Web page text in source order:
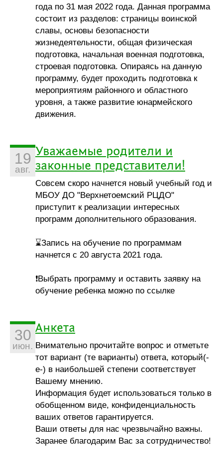
года по 31 мая 2022 года. Данная программа
состоит из разделов: страницы воинской
славы, основы безопасности
жизнедеятельности, общая физическая
подготовка, начальная военная подготовка,
строевая подготовка. Опираясь на данную
программу, будет проходить подготовка к
мероприятиям районного и областного
уровня, а также развитие юнармейского
движения.
19
авг.
Уважаемые родители и
законные представители!
Совсем скоро начнется новый учебный год и
МБОУ ДО "Верхнетоемский РЦДО"
приступит к реализации интересных
программ дополнительного образования.
⌛Запись на обучение по программам
начнется с 20 августа 2021 года.
❗Выбрать программу и оставить заявку на
обучение ребенка можно по ссылке
30
июн.
Анкета
Внимательно прочитайте вопрос и отметьте
тот вариант (те варианты) ответа, который(-
е-) в наибольшей степени соответствует
Вашему мнению.
Информация будет использоваться только в
обобщенном виде, конфиденциальность
ваших ответов гарантируется.
Ваши ответы для нас чрезвычайно важны.
Заранее благодарим Вас за сотрудничество!